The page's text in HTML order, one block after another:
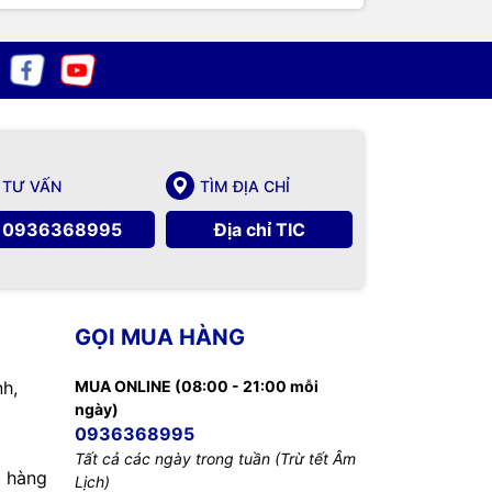
TƯ VẤN
0936368995
TÌM ĐỊA CHỈ
Địa chỉ TIC
hàng
GỌI MUA HÀNG
MUA ONLINE (08:00 - 21:00 mỗi
ngày)
0936368995
Tất cả các ngày trong tuần (Trừ tết Âm
Lịch)